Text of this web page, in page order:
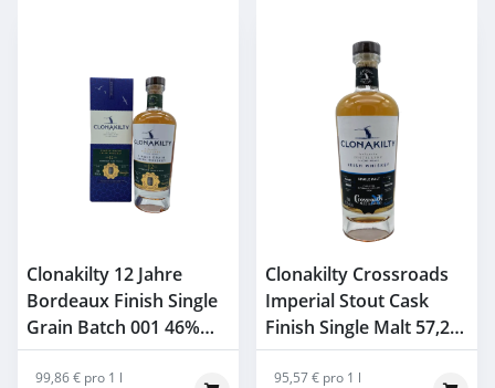
Clonakilty 12 Jahre
Bordeaux Finish Single
Grain Batch 001 46%
0,7l
99,86 € pro 1 l
Clonakilty Crossroads
Imperial Stout Cask
Finish Single Malt 57,2%
0,7l
95,57 € pro 1 l